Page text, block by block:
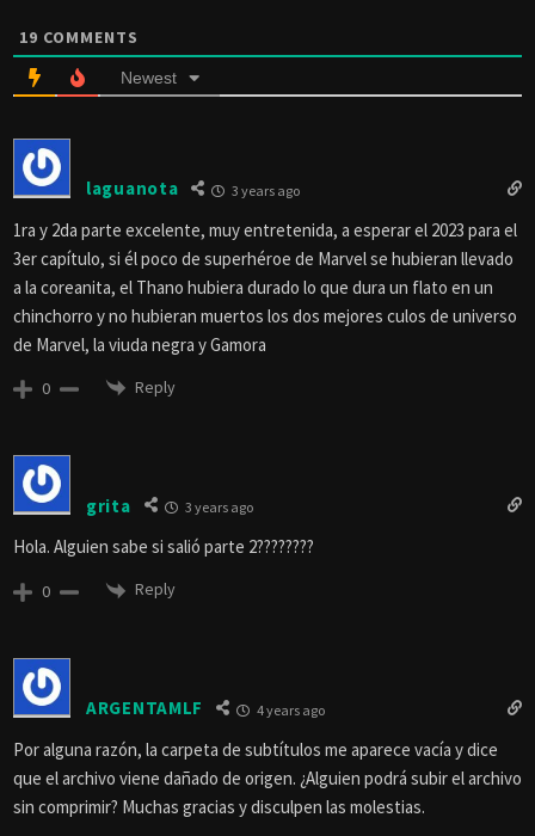
19 COMMENTS
Newest
laguanota 3 years ago
1ra y 2da parte excelente, muy entretenida, a esperar el 2023 para el
3er capítulo, si él poco de superhéroe de Marvel se hubieran llevado
a la coreanita, el Thano hubiera durado lo que dura un flato en un
chinchorro y no hubieran muertos los dos mejores culos de universo
de Marvel, la viuda negra y Gamora
0 Reply
grita 3 years ago
Hola. Alguien sabe si salió parte 2????????
0 Reply
ARGENTAMLF 4 years ago
Por alguna razón, la carpeta de subtítulos me aparece vacía y dice
que el archivo viene dañado de origen. ¿Alguien podrá subir el archivo
sin comprimir? Muchas gracias y disculpen las molestias.